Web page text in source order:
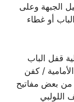
الجبهة وعلى
أو غطاء
قفل الباب
/ كفن
من بعض مفاتيح
اللولبي